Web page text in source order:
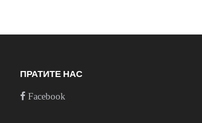
ПРАТИТЕ НАС
Facebook